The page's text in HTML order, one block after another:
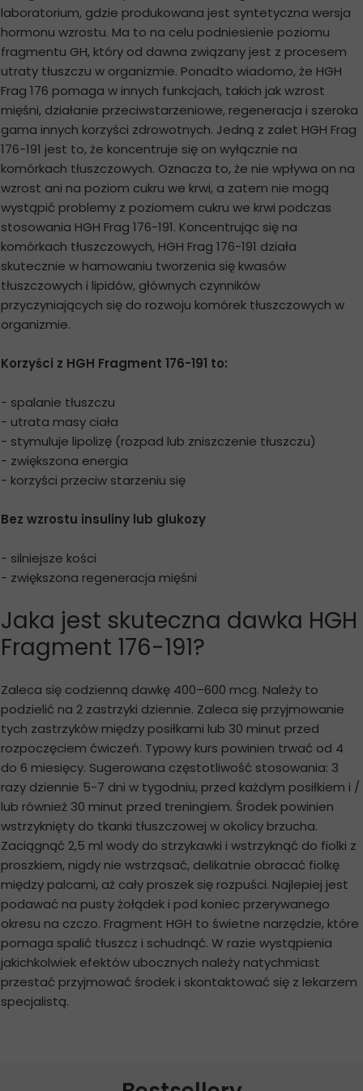
laboratorium, gdzie produkowana jest syntetyczna wersja
hormonu wzrostu. Ma to na celu podniesienie poziomu
fragmentu GH, który od dawna związany jest z procesem
utraty tłuszczu w organizmie. Ponadto wiadomo, że HGH
Frag 176 pomaga w innych funkcjach, takich jak wzrost
mięśni, działanie przeciwstarzeniowe, regeneracja i szeroka
gama innych korzyści zdrowotnych. Jedną z zalet HGH Frag
176-191 jest to, że koncentruje się on wyłącznie na
komórkach tłuszczowych. Oznacza to, że nie wpływa on na
wzrost ani na poziom cukru we krwi, a zatem nie mogą
wystąpić problemy z poziomem cukru we krwi podczas
stosowania HGH Frag 176-191. Koncentrując się na
komórkach tłuszczowych, HGH Frag 176-191 działa
skutecznie w hamowaniu tworzenia się kwasów
tłuszczowych i lipidów, głównych czynników
przyczyniających się do rozwoju komórek tłuszczowych w
organizmie.
Korzyści z HGH Fragment 176-191 to:
- spalanie tłuszczu
- utrata masy ciała
- stymuluje lipolizę (rozpad lub zniszczenie tłuszczu)
- zwiększona energia
- korzyści przeciw starzeniu się
Bez wzrostu insuliny lub glukozy
- silniejsze kości
- zwiększona regeneracja mięśni
Jaka jest skuteczna dawka HGH
Fragment 176-191?
Zaleca się codzienną dawkę 400–600 mcg. Należy to
podzielić na 2 zastrzyki dziennie. Zaleca się przyjmowanie
tych zastrzyków między posiłkami lub 30 minut przed
rozpoczęciem ćwiczeń. Typowy kurs powinien trwać od 4
do 6 miesięcy. Sugerowana częstotliwość stosowania: 3
razy dziennie 5-7 dni w tygodniu, przed każdym posiłkiem i /
lub również 30 minut przed treningiem. Środek powinien
wstrzyknięty do tkanki tłuszczowej w okolicy brzucha.
Zaciągnąć 2,5 ml wody do strzykawki i wstrzyknąć do fiolki z
proszkiem, nigdy nie wstrząsać, delikatnie obracać fiolkę
między palcami, aż cały proszek się rozpuści. Najlepiej jest
podawać na pusty żołądek i pod koniec przerywanego
okresu na czczo. Fragment HGH to świetne narzędzie, które
pomaga spalić tłuszcz i schudnąć. W razie wystąpienia
jakichkolwiek efektów ubocznych należy natychmiast
przestać przyjmować środek i skontaktować się z lekarzem
specjalistą.